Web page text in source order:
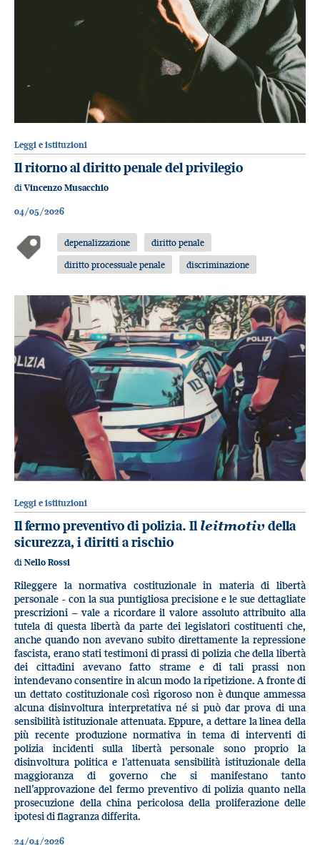
Leggi e istituzioni
Il ritorno al diritto penale del privilegio
diVincenzo Musacchio
04/05/2026
depenalizzazione
diritto penale
diritto processuale penale
discriminazione
Leggi e istituzioni
Il fermo preventivo di polizia. Il leitmotivdella
sicurezza, i diritti a rischio
di Nello Rossi
Rileggere la normativa costituzionale in materia di libertà
personale - con la sua puntigliosa precisione e le sue dettagliate
prescrizioni – vale a ricordare il valore assoluto attribuito alla
tutela di questa libertà da parte dei legislatori costituenti che,
anche quando non avevano subito direttamente la repressione
fascista, erano stati testimoni di prassi di polizia che della libertà
dei cittadini avevano fatto strame e di tali prassi non
intendevano consentire in alcun modo la ripetizione. A fronte di
un dettato costituzionale così rigoroso non è dunque ammessa
alcuna disinvoltura interpretativa né si può dar prova di una
sensibilità istituzionale attenuata. Eppure, a dettare la linea della
più recente produzione normativa in tema di interventi di
polizia incidenti sulla libertà personale sono proprio la
disinvoltura politica e l’attenuata sensibilità istituzionale della
maggioranza di governo che si manifestano tanto
nell’approvazione del fermo preventivo di polizia quanto nella
prosecuzione della china pericolosa della proliferazione delle
ipotesi di flagranza differita.
24/04/2026